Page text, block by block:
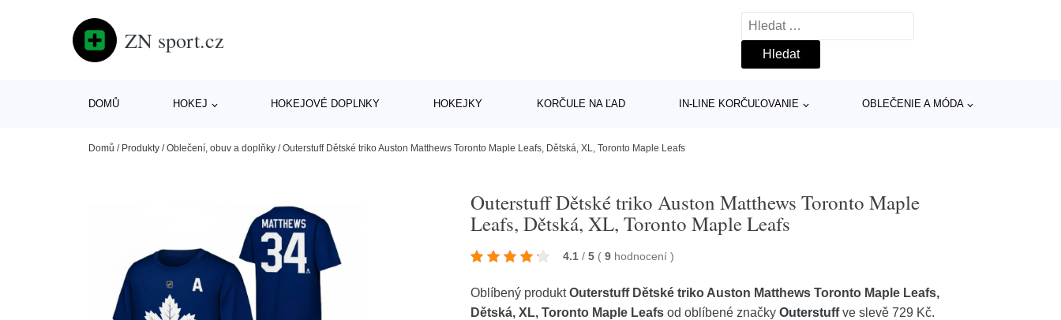
ZN sport.cz
Vyhledávání
DOMŮ HOKEJ HOKEJOVÉ DOPLNKY HOKEJKY KORČULE NA ĽAD IN-LINE KORČUĽOVANIE OBLEČENIE A MÓDA
Domů / Produkty /Oblečení, obuv a doplňky /Outerstuff Dětské triko Auston Matthews Toronto Maple Leafs, Dětská, XL, Toronto Maple Leafs
Outerstuff Dětské triko Auston Matthews Toronto Maple
Leafs, Dětská, XL, Toronto Maple Leafs
4.1 / 5 ( 9 hodnocení)
Oblíbený produktOuterstuff Dětské triko Auston Matthews Toronto Maple Leafs,
Dětská, XL, Toronto Maple Leafs od oblíbené značkyOuterstuffve slevě 729 Kč.